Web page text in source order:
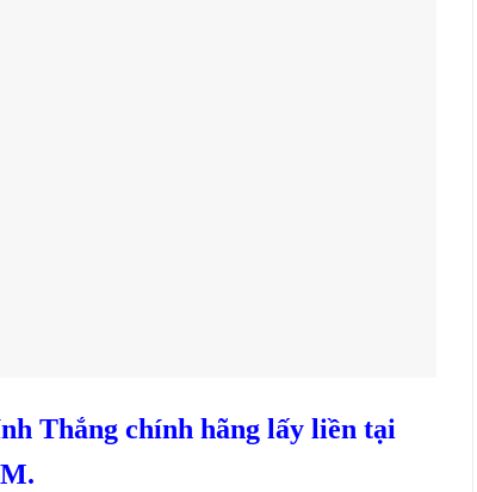
Thắng chính hãng lấy liền tại